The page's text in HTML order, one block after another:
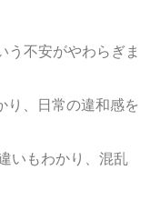
う不安がやわらぎま
り、日常の違和感を
いもわかり、混乱